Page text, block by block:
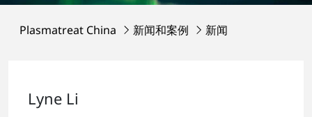
Plasmatreat China 新闻和案例 新闻
Lyne Li